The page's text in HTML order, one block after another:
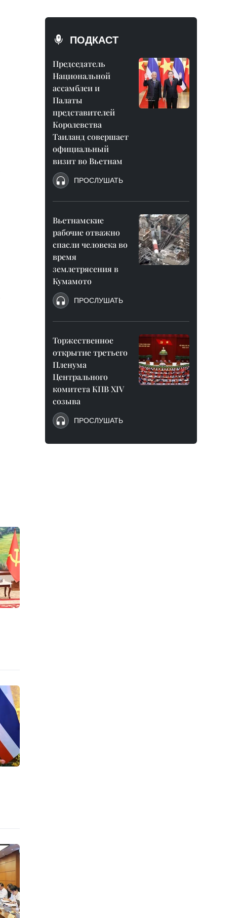
ПОДКАСТ
Председатель
Национальной
ассамблеи и
Палаты
представителей
Королевства
Таиланд совершает
официальный
визит во Вьетнам
ПРОСЛУШАТЬ
Вьетнамские
рабочие отважно
спасли человека во
время
землетрясения в
Кумамото
ПРОСЛУШАТЬ
Торжественное
открытие третьего
Пленума
Центрального
комитета КПВ XIV
созыва
ПРОСЛУШАТЬ